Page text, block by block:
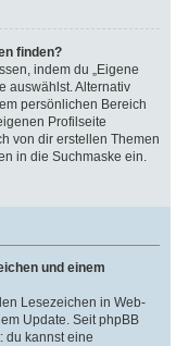
finden?
indem du „Eigene
auswählst. Alternativ
persönlichen Bereich
Profilseite
von dir erstellen Themen
in die Suchmaske ein.
und einem
Lesezeichen in Web-
Update. Seit phpBB
du kannst eine